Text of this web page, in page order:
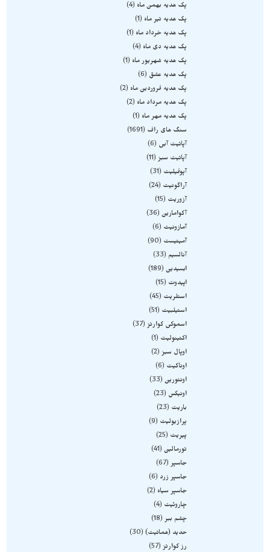
پک هدیه بهمن ماه
4
پک هدیه تیر ماه
1
پک هدیه خرداد ماه
1
پک هدیه دی ماه
4
پک هدیه شهریور ماه
1
پک هدیه عشق
6
پک هدیه فروردین ماه
2
پک هدیه مرداد ماه
2
پک هدیه مهر ماه
1
سنگ های راف
1691
آپاتیت آبی
6
آپاتیت سبز 11
آپوفیلیت
31
آراگونیت
24
آزوریت
15
آکوامارین 36
آمازونیت
6
آمیتیست
90
آنالسیم
33
ابسیدین 189
اپیدوت
15
استلریت
45
استیلبیت
51
اسموکی کوارتز 37
اکتینولیت
1
اوپال سبز 2
اوناکیت
6
اونتورین 33
اونیکس
23
باریت
23
پرازیولیت
9
پیریت
25
تورمالین 41
جاسپر 67
جاسپر زرد
6
جاسپر سیاه
2
چاروئیت
4
چشم ببر 18
حدید (هماتیت) 30
رز کوارتز 57